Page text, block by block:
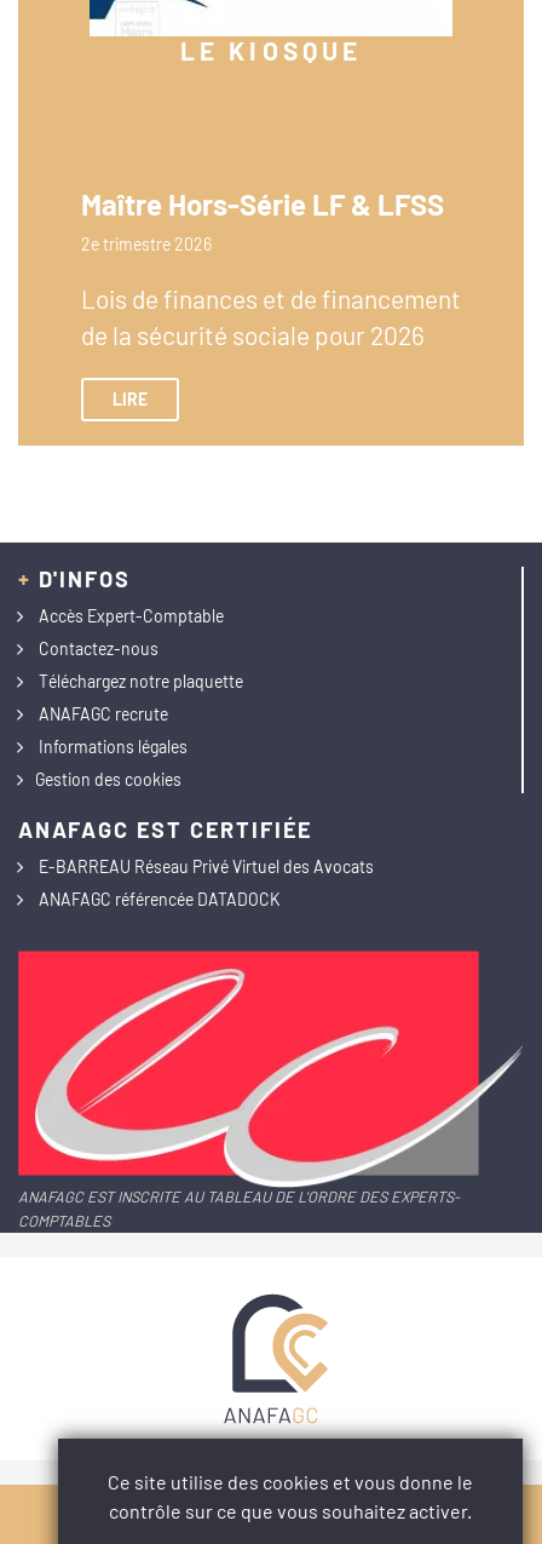
LE KIOSQUE
Maître Hors-Série LF & LFSS
2e trimestre 2026
Lois de finances et de financement
de la sécurité sociale pour 2026
LIRE
+ D'INFOS
Accès Expert-Comptable
Contactez-nous
Téléchargez notre plaquette
ANAFAGC recrute
Informations légales
Gestion des cookies
ANAFAGC EST CERTIFIÉE
E-BARREAU Réseau Privé Virtuel des Avocats
ANAFAGC référencée DATADOCK
ANAFAGC EST INSCRITE AU TABLEAU DE L'ORDRE DES EXPERTS-
COMPTABLES
PARTAGER
Ce site utilise des cookies et vous donne le
contrôle sur ce que vous souhaitez activer.